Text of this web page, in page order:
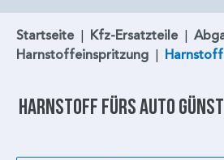
Startseite | Kfz-Ersatzteile |
Harnstoffeinspritzung | Harnstoff
Harnstoff fürs Auto